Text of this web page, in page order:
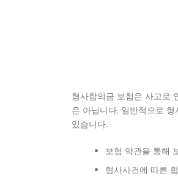
형사합의금 보험은 사고로
은 아닙니다. 일반적으로
있습니다.
보험 약관을 통해
형사사건에 따른